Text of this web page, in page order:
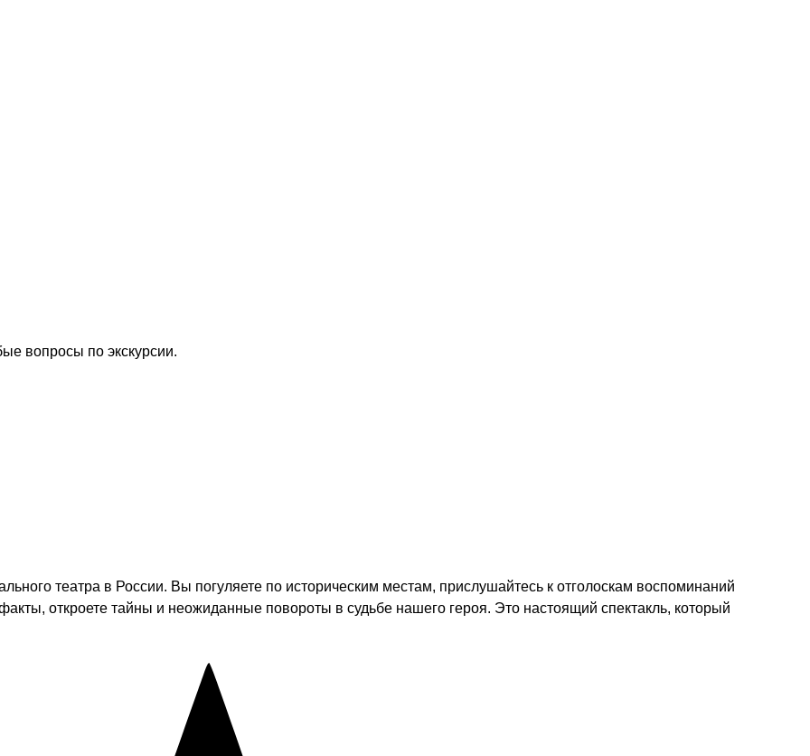
вопросы по экскурсии.
театра в России. Вы погуляете по историческим местам, прислушайтесь к отголоскам воспоминаний
откроете тайны и неожиданные повороты в судьбе нашего героя. Это настоящий спектакль, который